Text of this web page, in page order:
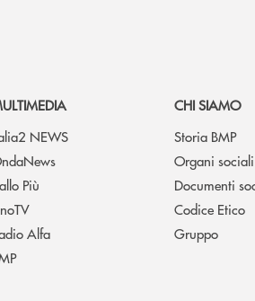
NEWS
Più
Alfa
CHI SIAMO
Storia BMP
Organi
Documenti
Codice Etico
Gruppo